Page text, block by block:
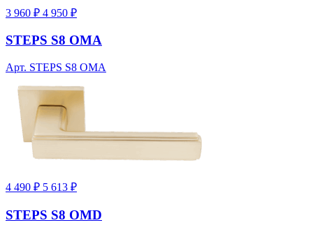
3 960 ₽ 4 950 ₽
STEPS S8 OMA
Арт. STEPS S8 OMA
4 490 ₽ 5 613 ₽
STEPS S8 OMD